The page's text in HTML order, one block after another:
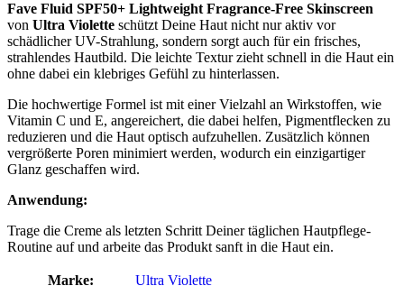
Fave Fluid SPF50+ Lightweight Fragrance-Free Skinscreen
von Ultra Violette schützt Deine Haut nicht nur aktiv vor
schädlicher UV-Strahlung, sondern sorgt auch für ein frisches,
strahlendes Hautbild. Die leichte Textur zieht schnell in die Haut ein
ohne dabei ein klebriges Gefühl zu hinterlassen.
Die hochwertige Formel ist mit einer Vielzahl an Wirkstoffen, wie
Vitamin C und E, angereichert, die dabei helfen, Pigmentflecken zu
reduzieren und die Haut optisch aufzuhellen. Zusätzlich können
vergrößerte Poren minimiert werden, wodurch ein einzigartiger
Glanz geschaffen wird.
Anwendung:
Trage die Creme als letzten Schritt Deiner täglichen Hautpflege-
Routine auf und arbeite das Produkt sanft in die Haut ein.
Marke: Ultra Violette